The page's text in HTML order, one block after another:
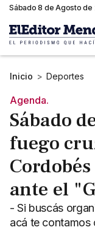
Sábado 8 de Agosto de
Inicio > Deportes
Agenda.
Sábado
fuego
ante el
- Si buscás
acá te contamos